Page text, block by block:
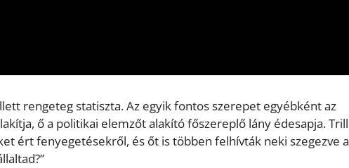
rengeteg statiszta. Az egyik fontos szerepet egyébként az
ő a politikai elemzőt alakító főszereplő lány édesapja. Trill
ért fenyegetésekről, és őt is többen felhívták neki szegezve a